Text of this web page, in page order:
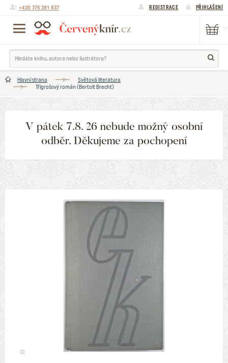
+420 775 281 837 REGISTRACE PŘIHLÁŠENÍ
Hlavní strana
Světová literatura
Třígrošový román (Bertolt Brecht)
V pátek 7.8. 26 nebude možný osobní
odběr. Děkujeme za pochopení